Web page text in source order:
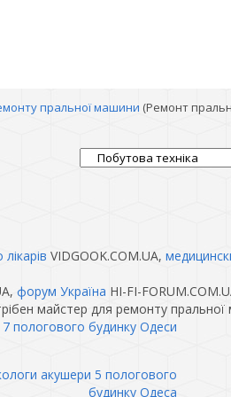
пральної машини (Ремонт
VIDGOOK.COM.UA,
форум Україна HI-FI-
майстер для ремонту
пологового будинку Одеси
акушери 5 пологового
будинку Одеса